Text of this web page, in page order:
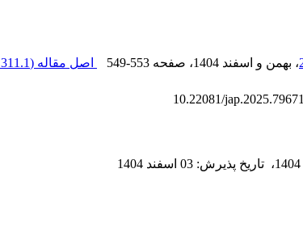
، بهمن و اسفند 1404 ، صفحه 549-553 اصل مقاله (311.1 K
10.22081/jap.2025.79671
، تاریخ پذیرش: 03 اسفند 1404